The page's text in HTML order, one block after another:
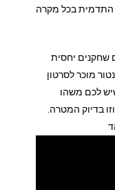
התדמית בכל מקרה
שחקנים יחסית
מוכר לסרטון
לכם משהו
בדיוק המטרה.